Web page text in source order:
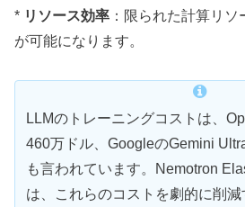
* リソース効率 ：限られた計算リ
が可能になります。
LLMのトレーニングコストは、
460万ドル、GoogleのGemini
も言われています。Nemotron
は、これらのコストを劇的に削